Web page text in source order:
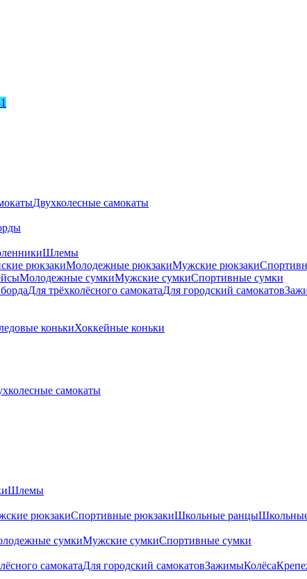
Двухколесные самокаты
Шлемы
рюкзакиМолодежные рюкзакиМужские рюкзаки
Молодежные сумкиМужские сумкиСпортивные сумки
Для трёхколёсного самокатаДля городский самокатов
конькиХоккейные коньки
самокаты
Шлемы
рюкзакиСпортивные рюкзакиШкольные ранцы
сумкиМужские сумкиСпортивные сумки
самокатаДля городский самокатовЗажимыКолёса